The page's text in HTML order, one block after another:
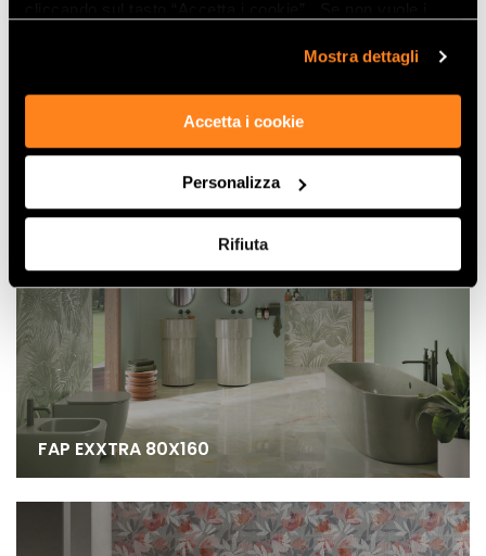
Mostra dettagli
Accetta i cookie
Personalizza
Rifiuta
FAP EXXTRA 80X160